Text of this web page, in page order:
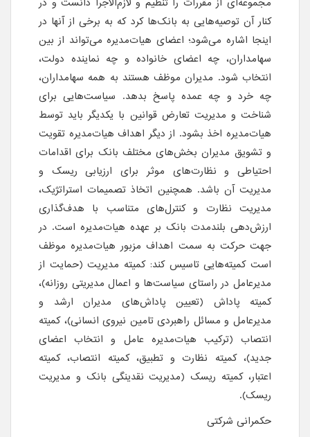
کنار آن توصیه‌هایی به بانک‌ها کرد که به برخی از آنها در
اینجا اشاره می‌شود؛ اعضای هیات‌مدیره می‌تواند از بین
سهامداران، چه اعضای خانواده و چه نماینده دولت،
انتخاب ‌شود. مدیران موظف هستند به همه سهامداران،
چه خرد و چه عمده پاسخ بدهد. سیاست‌هایی برای
شناخت و مدیریت تعارض قوانین با یکدیگر باید توسط
هیات‌مدیره اخذ بشود. از دیگر اهداف هیات‌مدیره تقویت
و تشویق مدیران بخش‌های مختلف بانک برای اقدامات
احتیاطی و نظارت‌های موثر برای ارزیابی ریسک و
مدیریت آن باشد. همچنین اتخاذ تصمیمات استراتژیک،
مدیریت نظارت و کنترل‌های متناسب با هدف‌گذاری
ارزش‌دهی بلندمدت بانک بر عهده هیات‌مدیره است. در
جهت حرکت به سمت اهداف مزبور هیات‌مدیره موظف
است کمیته‌هایی تاسیس کند: کمیته مدیریت (حمایت از
مدیرعامل در راستای سیاست‌ها و اعمال مدیریتی روزانه)،
کمیته پاداش (تعیین پاداش‌های مدیران ارشد و
مدیرعامل و مسائل راهبردی تامین نیروی انسانی)، کمیته
انتصاب (ترکیب هیات‌مدیره عامل و انتخاب اعضای
جدید)، کمیته نظارت و تطبیق، کمیته انتصاب، کمیته
اعتبار، کمیته ریسک (مدیریت نقدینگی بانک و مدیریت
ریسک).
حکمرانی شرکتی